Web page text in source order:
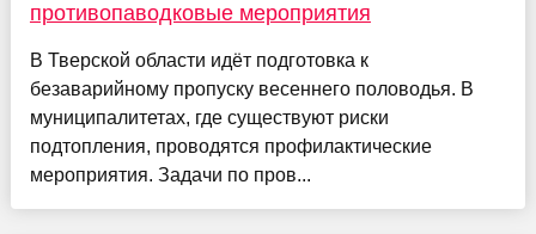
противопаводковые мероприятия
В Тверской области идёт подготовка к
безаварийному пропуску весеннего половодья. В
муниципалитетах, где существуют риски
подтопления, проводятся профилактические
мероприятия. Задачи по пров...